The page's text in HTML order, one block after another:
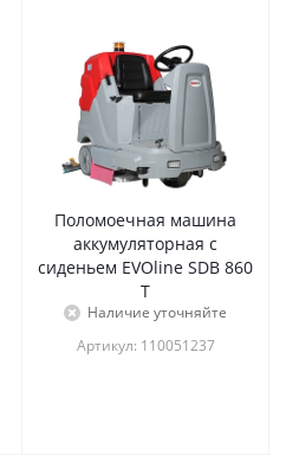
Поломоечная машина
аккумуляторная с
сиденьем EVOline SDB 860
T
Наличие уточняйте
Артикул: 110051237